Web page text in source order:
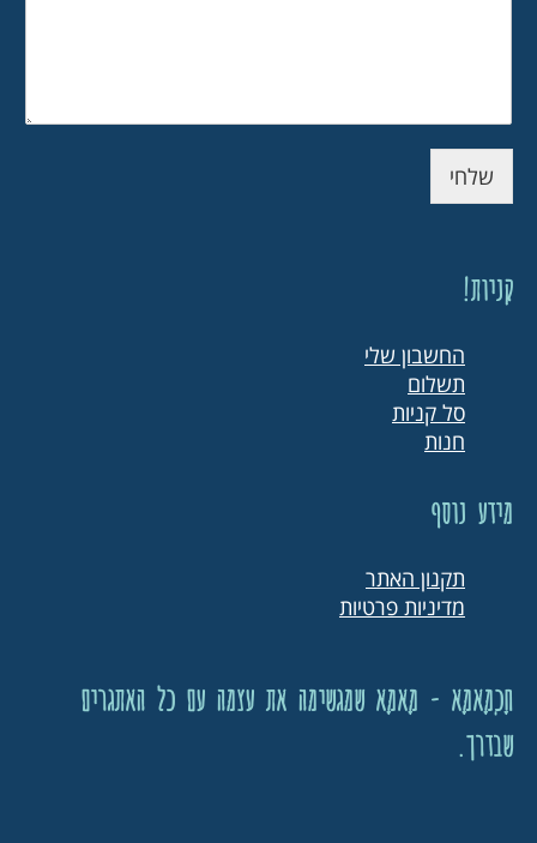
חָכְמָאמָא - מָאמָא שמגשימה את עצמה עם כל האתגרים
שבדרך.
שלחי
קניות!
החשבון שלי
תשלום
סל קניות
חנות
מידע נוסף
תקנון האתר
מדיניות פרטיות